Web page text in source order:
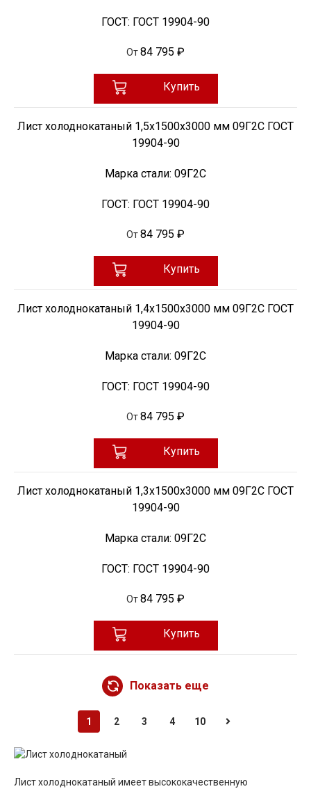
ГОСТ: ГОСТ 19904-90
От84 795 ₽
Купить
Лист холоднокатаный 1,5х1500х3000 мм 09Г2С ГОСТ
19904-90
Марка стали: 09Г2С
ГОСТ: ГОСТ 19904-90
От84 795 ₽
Купить
Лист холоднокатаный 1,4х1500х3000 мм 09Г2С ГОСТ
19904-90
Марка стали: 09Г2С
ГОСТ: ГОСТ 19904-90
От84 795 ₽
Купить
Лист холоднокатаный 1,3х1500х3000 мм 09Г2С ГОСТ
19904-90
Марка стали: 09Г2С
ГОСТ: ГОСТ 19904-90
От84 795 ₽
Купить
Показать еще
1 2 3 4 10
Лист холоднокатаный имеет высококачественную